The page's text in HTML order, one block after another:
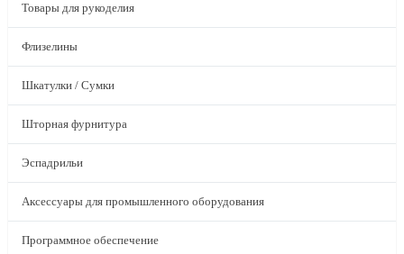
Товары для рукоделия
Флизелины
Шкатулки / Сумки
Шторная фурнитура
Эспадрильи
Аксессуары для промышленного оборудования
Программное обеспечение